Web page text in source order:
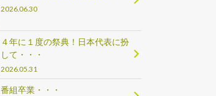
2026.06.30
４年に１度の祭典！日本代表に扮
して・・・
2026.05.31
番組卒業・・・